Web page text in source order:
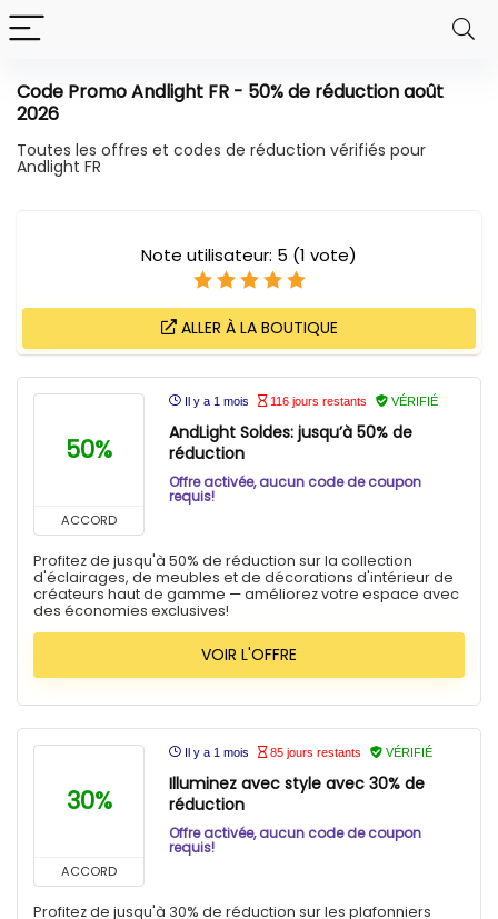
Code Promo Andlight FR - 50% de réduction août
2026
Toutes les offres et codes de réduction vérifiés pour
Andlight FR
Note utilisateur: 5 (1 vote)
ALLER À LA BOUTIQUE
50%
ACCORD
Il y a 1 mois 116 jours restants VÉRIFIÉ
AndLight Soldes: jusqu’à 50% de
réduction
Offre activée, aucun code de coupon
requis!
Profitez de jusqu'à 50% de réduction sur la collection
d'éclairages, de meubles et de décorations d'intérieur de
créateurs haut de gamme — améliorez votre espace avec
des économies exclusives!
VOIR L'OFFRE
30%
ACCORD
Il y a 1 mois 85 jours restants VÉRIFIÉ
Illuminez avec style avec 30% de
réduction
Offre activée, aucun code de coupon
requis!
Profitez de jusqu'à 30% de réduction sur les plafonniers